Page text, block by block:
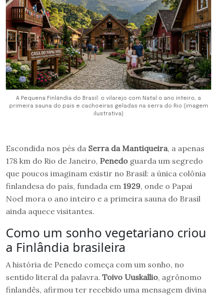
A Pequena Finlândia do Brasil: o vilarejo com Natal o ano inteiro, a
primeira sauna do país e cachoeiras geladas na serra do Rio (imagem
ilustrativa)
Escondida nos pés da Serra da Mantiqueira, a apenas
178 km do Rio de Janeiro, Penedo guarda um segredo
que poucos imaginam existir no Brasil: a única colônia
finlandesa do país, fundada em 1929, onde o Papai
Noel mora o ano inteiro e a primeira sauna do Brasil
ainda aquece visitantes.
Como um sonho vegetariano criou
a Finlândia brasileira
A história de Penedo começa com um sonho, no
sentido literal da palavra. Toivo Uuskallio, agrônomo
finlandês, afirmou ter recebido uma mensagem divina